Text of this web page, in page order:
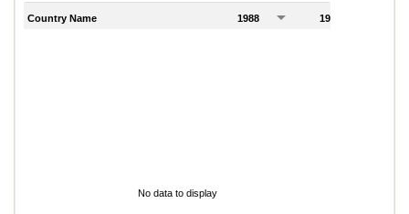
Country Name 1988 1989
No data to display